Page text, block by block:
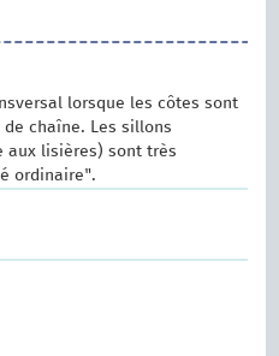
lorsque les côtes sont
chaîne. Les sillons
aux lisières) sont très
ordinaire".